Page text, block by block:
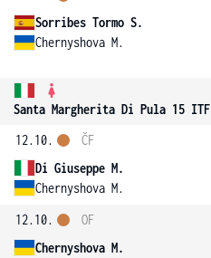
Sorribes Tormo S.
Chernyshova M.
Santa Margherita Di Pula 15 ITF
12.10.
Di Giuseppe M.
Chernyshova M.
ČF
12.10.
Chernyshova M.
OF